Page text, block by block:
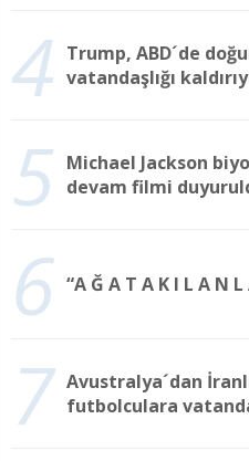
4 Trump, ABD´de
vatandaşlığı
5 Michael Jackson
devam filmi
6 “A Ğ A T A K I L A N L
7 Avustralya´dan
futbolculara